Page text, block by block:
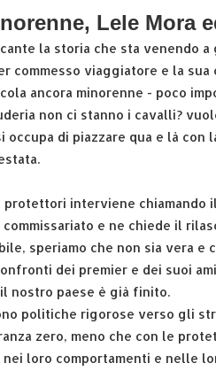
Lele Mora
la storia che sta venendo
commesso viaggiatore e la sua
ancora minorenne - poco
non ci stanno i cavalli?
occupa di piazzare qua e là con
protettori interviene
e ne chiede il
speriamo che non sia vera
dei premier e dei suoi
nostro paese è già finito.
politiche rigorose verso gli
zero, meno che con le
nei loro comportamenti e nelle